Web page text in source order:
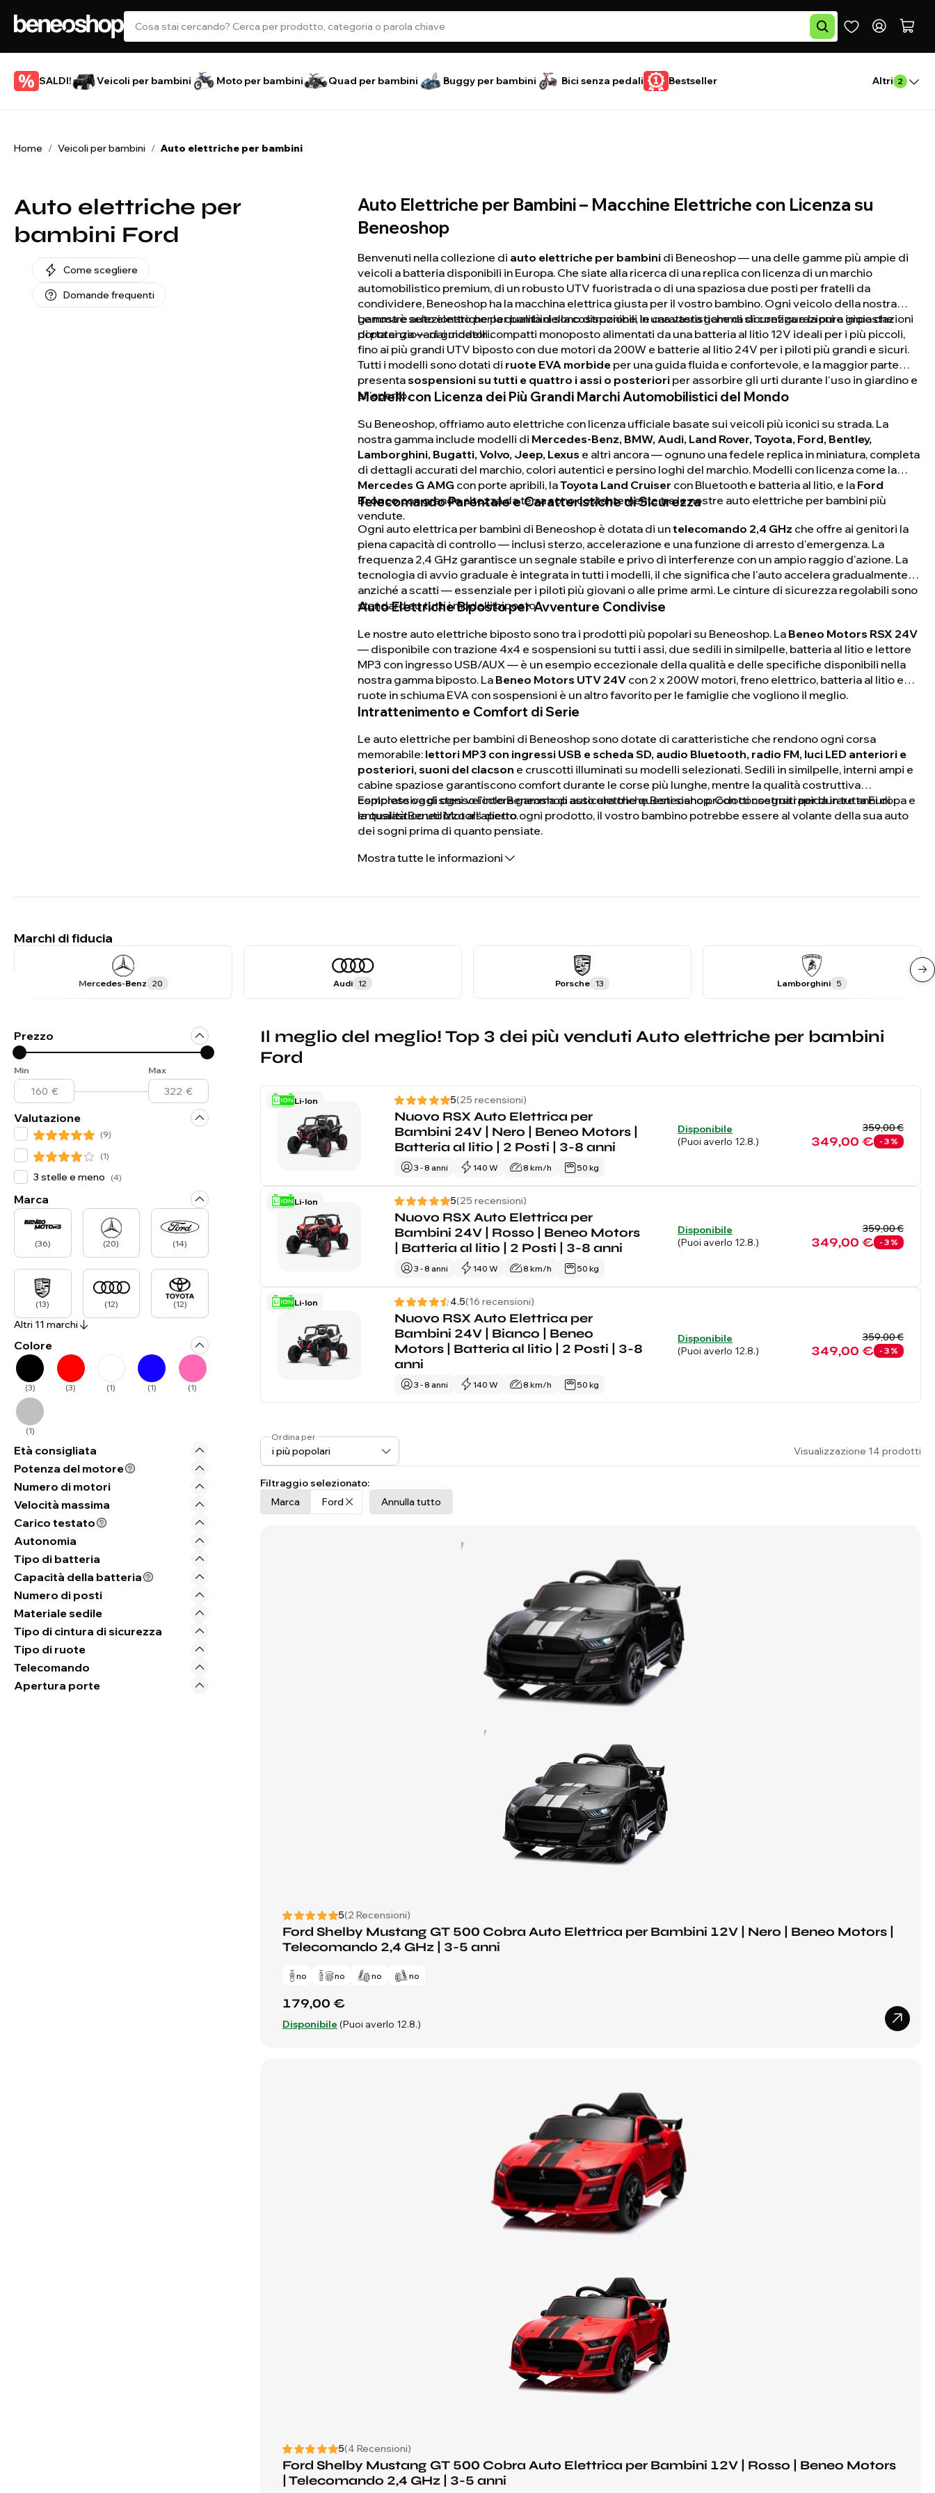
SALDI! Veicoli per bambini Moto per bambini Quad per bambini Buggy per bambini Bici senza pedali Bestseller Altri 2
Home / Veicoli per bambini / Auto elettriche per bambini
Auto elettriche per
bambini Ford
Come scegliere
Domande frequenti
Auto Elettriche per Bambini – Macchine Elettriche con Licenza su
Beneoshop
Benvenuti nella collezione di auto elettriche per bambini di Beneoshop — una delle gamme più ampie di
veicoli a batteria disponibili in Europa. Che siate alla ricerca di una replica con licenza di un marchio
automobilistico premium, di un robusto UTV fuoristrada o di una spaziosa due posti per fratelli da
condividere, Beneoshop ha la macchina elettrica giusta per il vostro bambino. Ogni veicolo della nostra
gamma è selezionato per la qualità della costruzione, le caratteristiche di sicurezza e la pura gioia che
porta ai giovani guidatori.
Le nostre auto elettriche per bambini sono disponibili in una vasta gamma di configurazioni e impostazioni
di potenza — dai modelli compatti monoposto alimentati da una batteria al litio 12V ideali per i più piccoli,
fino ai più grandi UTV biposto con due motori da 200W e batterie al litio 24V per i piloti più grandi e sicuri.
Tutti i modelli sono dotati di ruote EVA morbide per una guida fluida e confortevole, e la maggior parte
presentasospensioni su tutti e quattro i assi o posteriori per assorbire gli urti durante l'uso in giardino e
all'aperto.
Modelli con Licenza dei Più Grandi Marchi Automobilistici del Mondo
Su Beneoshop, offriamo auto elettriche con licenza ufficiale basate sui veicoli più iconici su strada. La
nostra gamma include modelli di Mercedes-Benz, BMW, Audi, Land Rover, Toyota, Ford, Bentley,
Lamborghini, Bugatti, Volvo, Jeep, Lexus e altri ancora — ognuno una fedele replica in miniatura, completa
di dettagli accurati del marchio, colori autentici e persino loghi del marchio. Modelli con licenza come la
Mercedes G AMG con porte apribili, laToyota Land Cruiser con Bluetooth e batteria al litio, e la Ford
Broncocon grande altezza da terra sono costantemente tra le nostre auto elettriche per bambini più
vendute.
Telecomando Parentale e Caratteristiche di Sicurezza
Ogni auto elettrica per bambini di Beneoshop è dotata di untelecomando 2,4 GHz che offre ai genitori la
piena capacità di controllo — inclusi sterzo, accelerazione e una funzione di arresto d'emergenza. La
frequenza 2,4 GHz garantisce un segnale stabile e privo di interferenze con un ampio raggio d'azione. La
tecnologia di avvio graduale è integrata in tutti i modelli, il che significa che l'auto accelera gradualmente
anziché a scatti — essenziale per i piloti più giovani o alle prime armi. Le cinture di sicurezza regolabili sono
standard su tutti i modelli biposto.
Auto Elettriche Biposto per Avventure Condivise
Le nostre auto elettriche biposto sono tra i prodotti più popolari su Beneoshop. La Beneo Motors RSX 24V
— disponibile con trazione 4x4 e sospensioni su tutti i assi, due sedili in similpelle, batteria al litio e lettore
MP3 con ingresso USB/AUX — è un esempio eccezionale della qualità e delle specifiche disponibili nella
nostra gamma biposto. La Beneo Motors UTV 24V con 2 x 200W motori, freno elettrico, batteria al litio e
ruote in schiuma EVA con sospensioni è un altro favorito per le famiglie che vogliono il meglio.
Intrattenimento e Comfort di Serie
Le auto elettriche per bambini di Beneoshop sono dotate di caratteristiche che rendono ogni corsa
memorabile: lettori MP3 con ingressi USB e scheda SD, audio Bluetooth, radio FM, luci LED anteriori e
posteriori, suoni del clacson e cruscotti illuminati su modelli selezionati. Sedili in similpelle, interni ampi e
cabine spaziose garantiscono comfort durante le corse più lunghe, mentre la qualità costruttiva
complessiva di ogni veicolo Beneoshop assicura che questi siano prodotti costruiti per durare anni di
entusiastico utilizzo all'aperto.
Esplorate oggi stesso l'intera gamma di auto elettriche Beneoshop. Con consegna rapida in tutta Europa e
la qualità Beneo Motors dietro ogni prodotto, il vostro bambino potrebbe essere al volante della sua auto
dei sogni prima di quanto pensiate.
Mostra tutte le informazioni
Marchi di fiducia
Mercedes-Benz 20 Audi 12 Porsche 13 Lamborghini 5
Prezzo
Min Max
Valutazione
(9)
(1)
3 stelle e meno (4)
Marca
(36) (20) (14)
(13) (12) (12)
Altri 11 marchi
Colore
(3) (3) (1) (1) (1)
(1)
Età consigliata
Potenza del motore
Numero di motori
Velocità massima
Carico testato
Autonomia
Tipo di batteria
Capacità della batteria
Numero di posti
Materiale sedile
Tipo di cintura di sicurezza
Tipo di ruote
Telecomando
Apertura porte
Il meglio del meglio! Top 3 dei più venduti Auto elettriche per bambini
Ford
Li-Ion 5(25 recensioni)
Nuovo RSX Auto Elettrica per
Bambini 24V | Nero | Beneo Motors |
Batteria al litio | 2 Posti | 3-8 anni
3 - 8 anni 140 W 8 km/h 50 kg
349,00 € - 3 %
359,00 €
Disponibile
(Puoi averlo 12.8.)
Li-Ion 5(25 recensioni)
Nuovo RSX Auto Elettrica per
Bambini 24V | Rosso | Beneo Motors
| Batteria al litio | 2 Posti | 3-8 anni
3 - 8 anni 140 W 8 km/h 50 kg
349,00 € - 3 %
359,00 €
Disponibile
(Puoi averlo 12.8.)
Li-Ion 4.5(16 recensioni)
Nuovo RSX Auto Elettrica per
Bambini 24V | Bianco | Beneo
Motors | Batteria al litio | 2 Posti | 3-8
anni
3 - 8 anni 140 W 8 km/h 50 kg
349,00 € - 3 %
359,00 €
Disponibile
(Puoi averlo 12.8.)
Ordina per
Visualizzazione 14 prodotti
Filtraggio selezionato:
Annulla tutto
Marca Ford
5(2 Recensioni)
Ford Shelby Mustang GT 500 Cobra Auto Elettrica per Bambini 12V | Nero | Beneo Motors |
Telecomando 2,4 GHz | 3-5 anni
no no no no
179,00 €
Disponibile (Puoi averlo 12.8.)
5(4 Recensioni)
Ford Shelby Mustang GT 500 Cobra Auto Elettrica per Bambini 12V | Rosso | Beneo Motors
| Telecomando 2,4 GHz | 3-5 anni